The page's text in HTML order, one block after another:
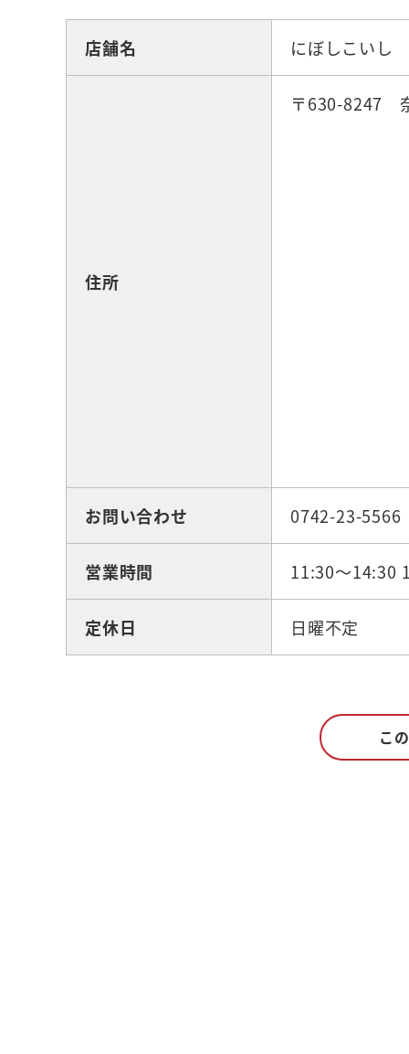
店舗名 にぼしこいし
住所
〒630-8247
お問い合わせ 0742-23-5566
営業時間 11:30～14:30
定休日 日曜不定
こ